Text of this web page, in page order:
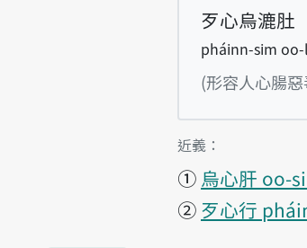
歹心烏漉肚
pháinn-sim
(形容人心腸
第1項釋義的
近義：
① 烏心肝 oo-
② 歹心行